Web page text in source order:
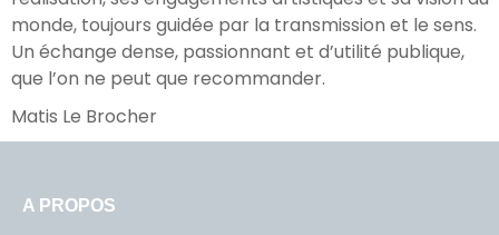
monde, toujours guidée par la transmission et le sens.
Un échange dense, passionnant et d’utilité publique,
que l’on ne peut que recommander.
Matis Le Brocher
A PROPOS